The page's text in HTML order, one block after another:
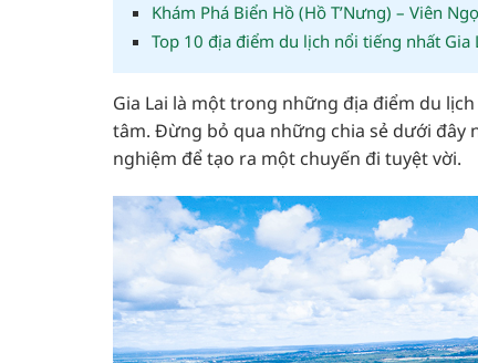
Khám Phá Biển Hồ (Hồ T’Nưng) – Viên
Top 10 địa điểm du lịch nổi tiếng nhất Gia
Gia Lai là một trong những địa điểm du
tâm. Đừng bỏ qua những chia sẻ dưới đây
nghiệm để tạo ra một chuyến đi tuyệt vời.